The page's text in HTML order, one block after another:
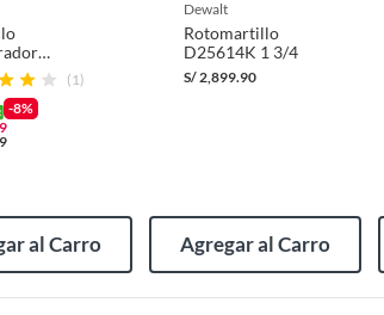
empaque abierto).
(1)
-8%
al Carro
dewalt
Rotomartillo
D25614K 1 3/4
S/ 2,899.90
Agregar al Carro